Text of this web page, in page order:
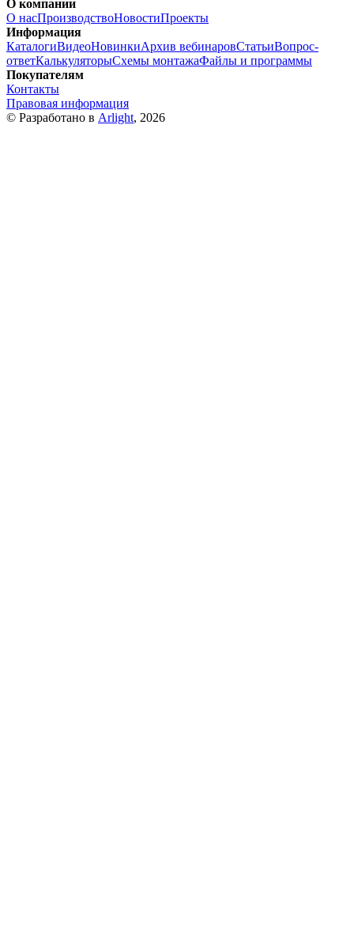
О компании
О насПроизводствоНовостиПроекты
Информация
КаталогиВидеоНовинкиАрхив вебинаровСтатьиВопрос-
ответКалькуляторыСхемы монтажаФайлы и программы
Покупателям
Контакты
Правовая информация
© Разработано в Arlight, 2026